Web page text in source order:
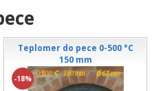
Teplomer do pece 0-500 °C
150 mm
-18%